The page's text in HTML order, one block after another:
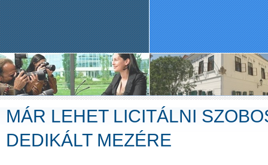
MÁR LEHET LICITÁLNI
DEDIKÁLT MEZÉRE